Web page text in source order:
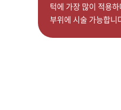
턱에 가장 많이 적용
부위에 시술 가능합니